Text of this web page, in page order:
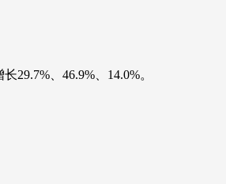
、46.9%、14.0%。